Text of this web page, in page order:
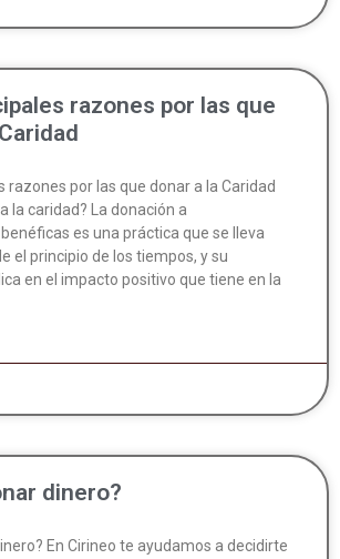
razones por las que
razones por las que donar a la Caridad
la caridad? La donación a
es una práctica que se lleva
el principio de los tiempos, y su
en el impacto positivo que tiene en la
dinero?
En Cirineo te ayudamos a decidirte